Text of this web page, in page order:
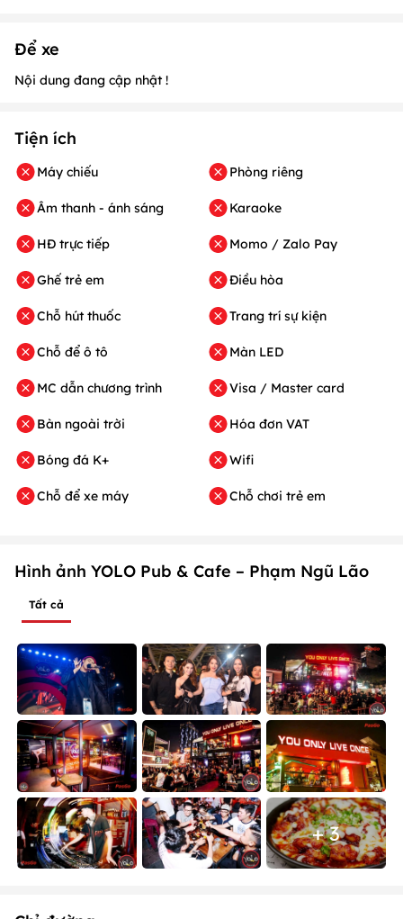
Để xe
Nội dung đang cập nhật !
Tiện ích
Máy chiếu
Âm thanh - ánh sáng
HĐ trực tiếp
Ghế trẻ em
Chỗ hút thuốc
Chỗ để ô tô
MC dẫn chương trình
Bàn ngoài trời
Bóng đá K+
Chỗ để xe máy
Phòng riêng
Karaoke
Momo / Zalo Pay
Điều hòa
Trang trí sự kiện
Màn LED
Visa / Master card
Hóa đơn VAT
Wifi
Chỗ chơi trẻ em
Hình ảnh YOLO Pub & Cafe – Phạm Ngũ Lão
Tất cả
+ 3